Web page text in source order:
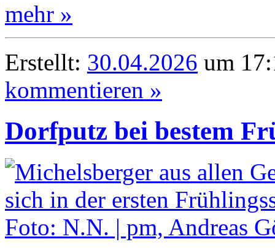
mehr »
Erstellt: 30.04.2026 um
kommentieren »
Dorfputz bei bestem